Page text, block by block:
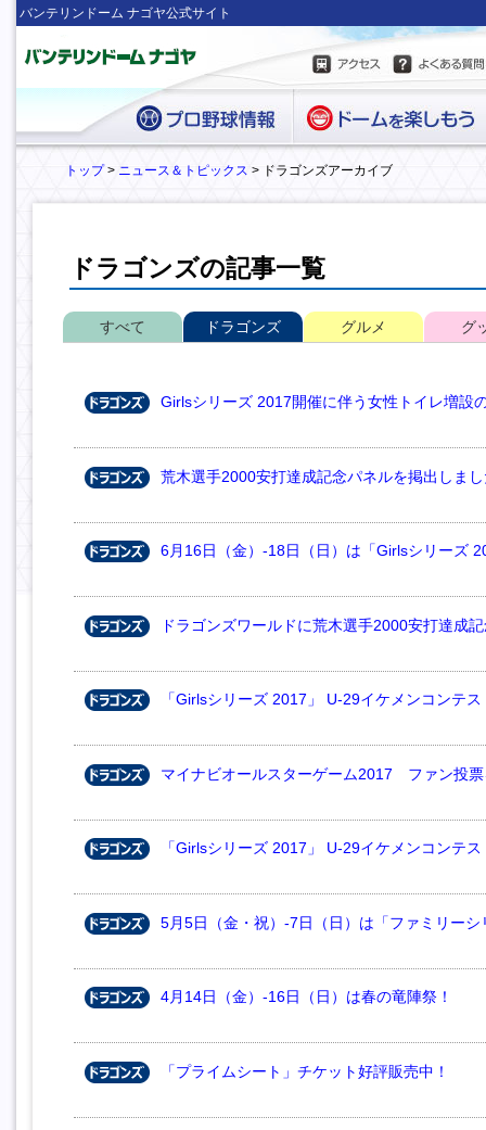
バンテリンドーム ナゴヤ公式サイト
トップ> ニュース＆トピックス > ドラゴンズアーカイブ
ドラゴンズの記事一覧
すべて ドラゴンズ グルメ グ
Girlsシリーズ 2017開催に伴う女性トイレ増設
荒木選手2000安打達成記念パネルを掲出しま
6月16日（金）-18日（日）は「Girlsシリーズ
ドラゴンズワールドに荒木選手2000安打達成
「Girlsシリーズ 2017」 U-29イケメンコンテ
マイナビオールスターゲーム2017 ファン投
「Girlsシリーズ 2017」 U-29イケメンコンテ
5月5日（金・祝）-7日（日）は「ファミリー
4月14日（金）-16日（日）は春の竜陣祭！
「プライムシート」チケット好評販売中！